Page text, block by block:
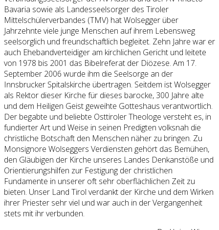
Bavaria sowie als Landesseelsorger des Tiroler
Mittelschülerverbandes (TMV) hat Wolsegger über
Jahrzehnte viele junge Menschen auf ihrem Lebensweg
seelsorglich und freundschaftlich begleitet. Zehn Jahre war er
auch Ehebandverteidiger am kirchlichen Gericht und leitete
von 1978 bis 2001 das Bibelreferat der Diözese. Am 17.
September 2006 wurde ihm die Seelsorge an der
Innsbrucker Spitalskirche übertragen. Seitdem ist Wolsegger
als Rektor dieser Kirche für dieses barocke, 300 Jahre alte
und dem Heiligen Geist geweihte Gotteshaus verantwortlich.
Der begabte und beliebte Osttiroler Theologe versteht es, in
fundierter Art und Weise in seinen Predigten volksnah die
christliche Botschaft den Menschen näher zu bringen. Zu
Monsignore Wolseggers Verdiensten gehört das Bemühen,
den Gläubigen der Kirche unseres Landes Denkanstöße und
Orientierungshilfen zur Festigung der christlichen
Fundamente in unserer oft sehr oberflächlichen Zeit zu
bieten. Unser Land Tirol verdankt der Kirche und dem Wirken
ihrer Priester sehr viel und war auch in der Vergangenheit
stets mit ihr verbunden.